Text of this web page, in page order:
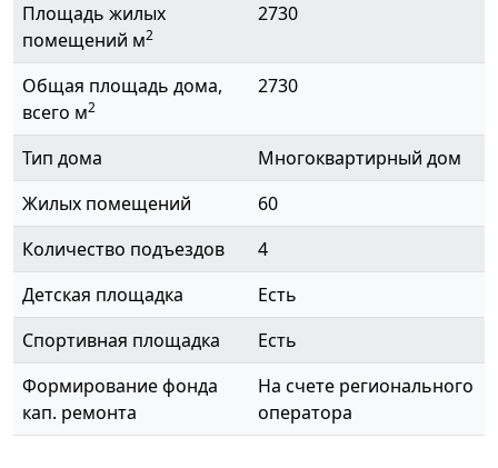
Площадь жилых
помещений м2
2730
Общая площадь дома,
всего м2
2730
Тип дома
Многоквартирный дом
Жилых помещений
60
Количество подъездов
4
Детская площадка
Есть
Спортивная площадка
Есть
Формирование фонда
кап. ремонта
На счете регионального
оператора